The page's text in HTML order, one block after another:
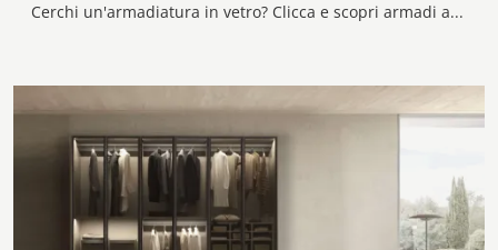
Cerchi un'armadiatura in vetro? Clicca e scopri armadi a muro con ante battenti di Alf Da Frè.